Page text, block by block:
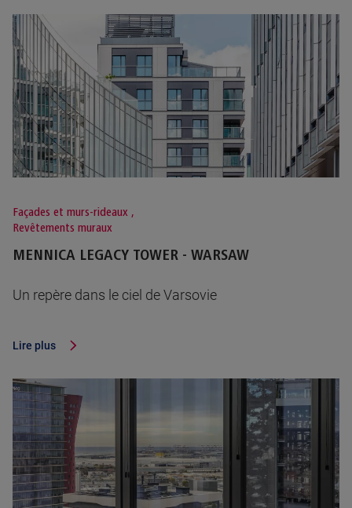
Façades et murs-rideaux ,
Revêtements muraux
MENNICA LEGACY TOWER - WARSAW
Un repère dans le ciel de Varsovie
Lire plus